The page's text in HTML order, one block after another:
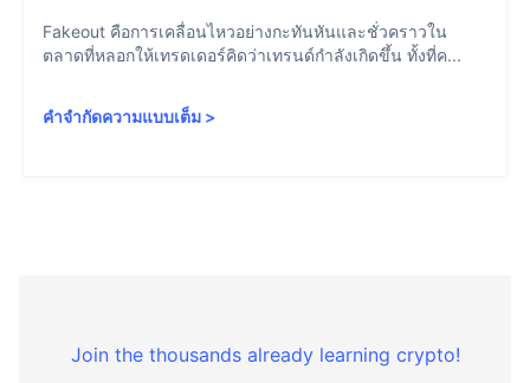
Fakeout คือการเคลื่อนไหวอย่างกะทันหันและชั่วคราวใน
ตลาดที่หลอกให้เทรดเดอร์คิดว่าเทรนด์กำลังเกิดขึ้น ทั้งที่ค...
คำจำกัดความแบบเต็ม >
Join the thousands already learning crypto!